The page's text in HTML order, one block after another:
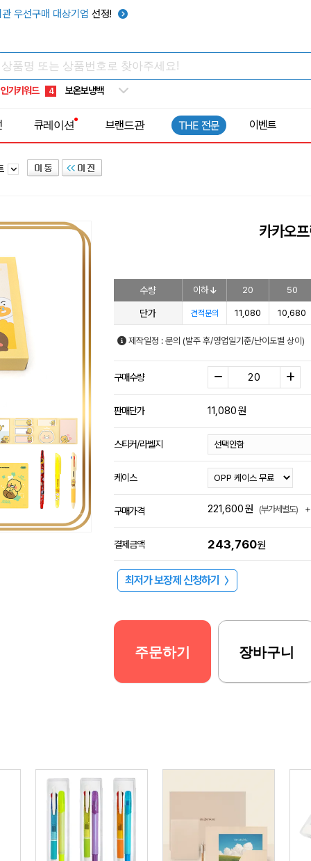
우선구매 대상기업 선정!
인기키워드
1 선풍기
4 보온보냉백
5 키캡
7 텀블러
9 넥쿨러
큐레이션 브랜드관 THE 전문 이벤트
카카오
수량 이하 20 50
단가 견적문의 11,080 10,680
제작일정 : 문의 (발주 후/영업일기준/난이도별 상이)
구매수량
판매단가 11,080원
스티커/라벨지
케이스
구매가격 221,600원 (부가세별도) +
결제금액 243,760원
최저가 보장제 신청하기 〉
주문하기 장바구니